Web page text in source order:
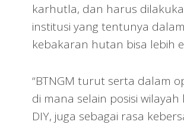
karhutla, dan harus
institusi yang tentunya
kebakaran hutan bisa lebih
“BTNGM turut serta dalam
di mana selain posisi
DIY, juga sebagai rasa